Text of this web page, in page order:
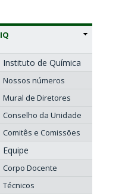
IQ
Instituto de Química
Nossos números
Mural de Diretores
Conselho da Unidade
Comitês e Comissões
Equipe
Corpo Docente
Técnicos